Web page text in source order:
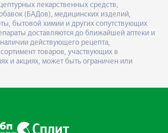
лекарственных средств,
(БАДов), медицинских изделий,
бытовой химии и других сопутствующих
доставляются до ближайшей аптеки и
действующего рецепта,
товаров, участвующих в
и акциях, может быть ограничен или